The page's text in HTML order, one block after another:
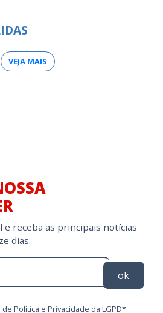
VEJA MAIS
e receba as principais notícias
dias.
ok
Política e Privacidade da LGPD*